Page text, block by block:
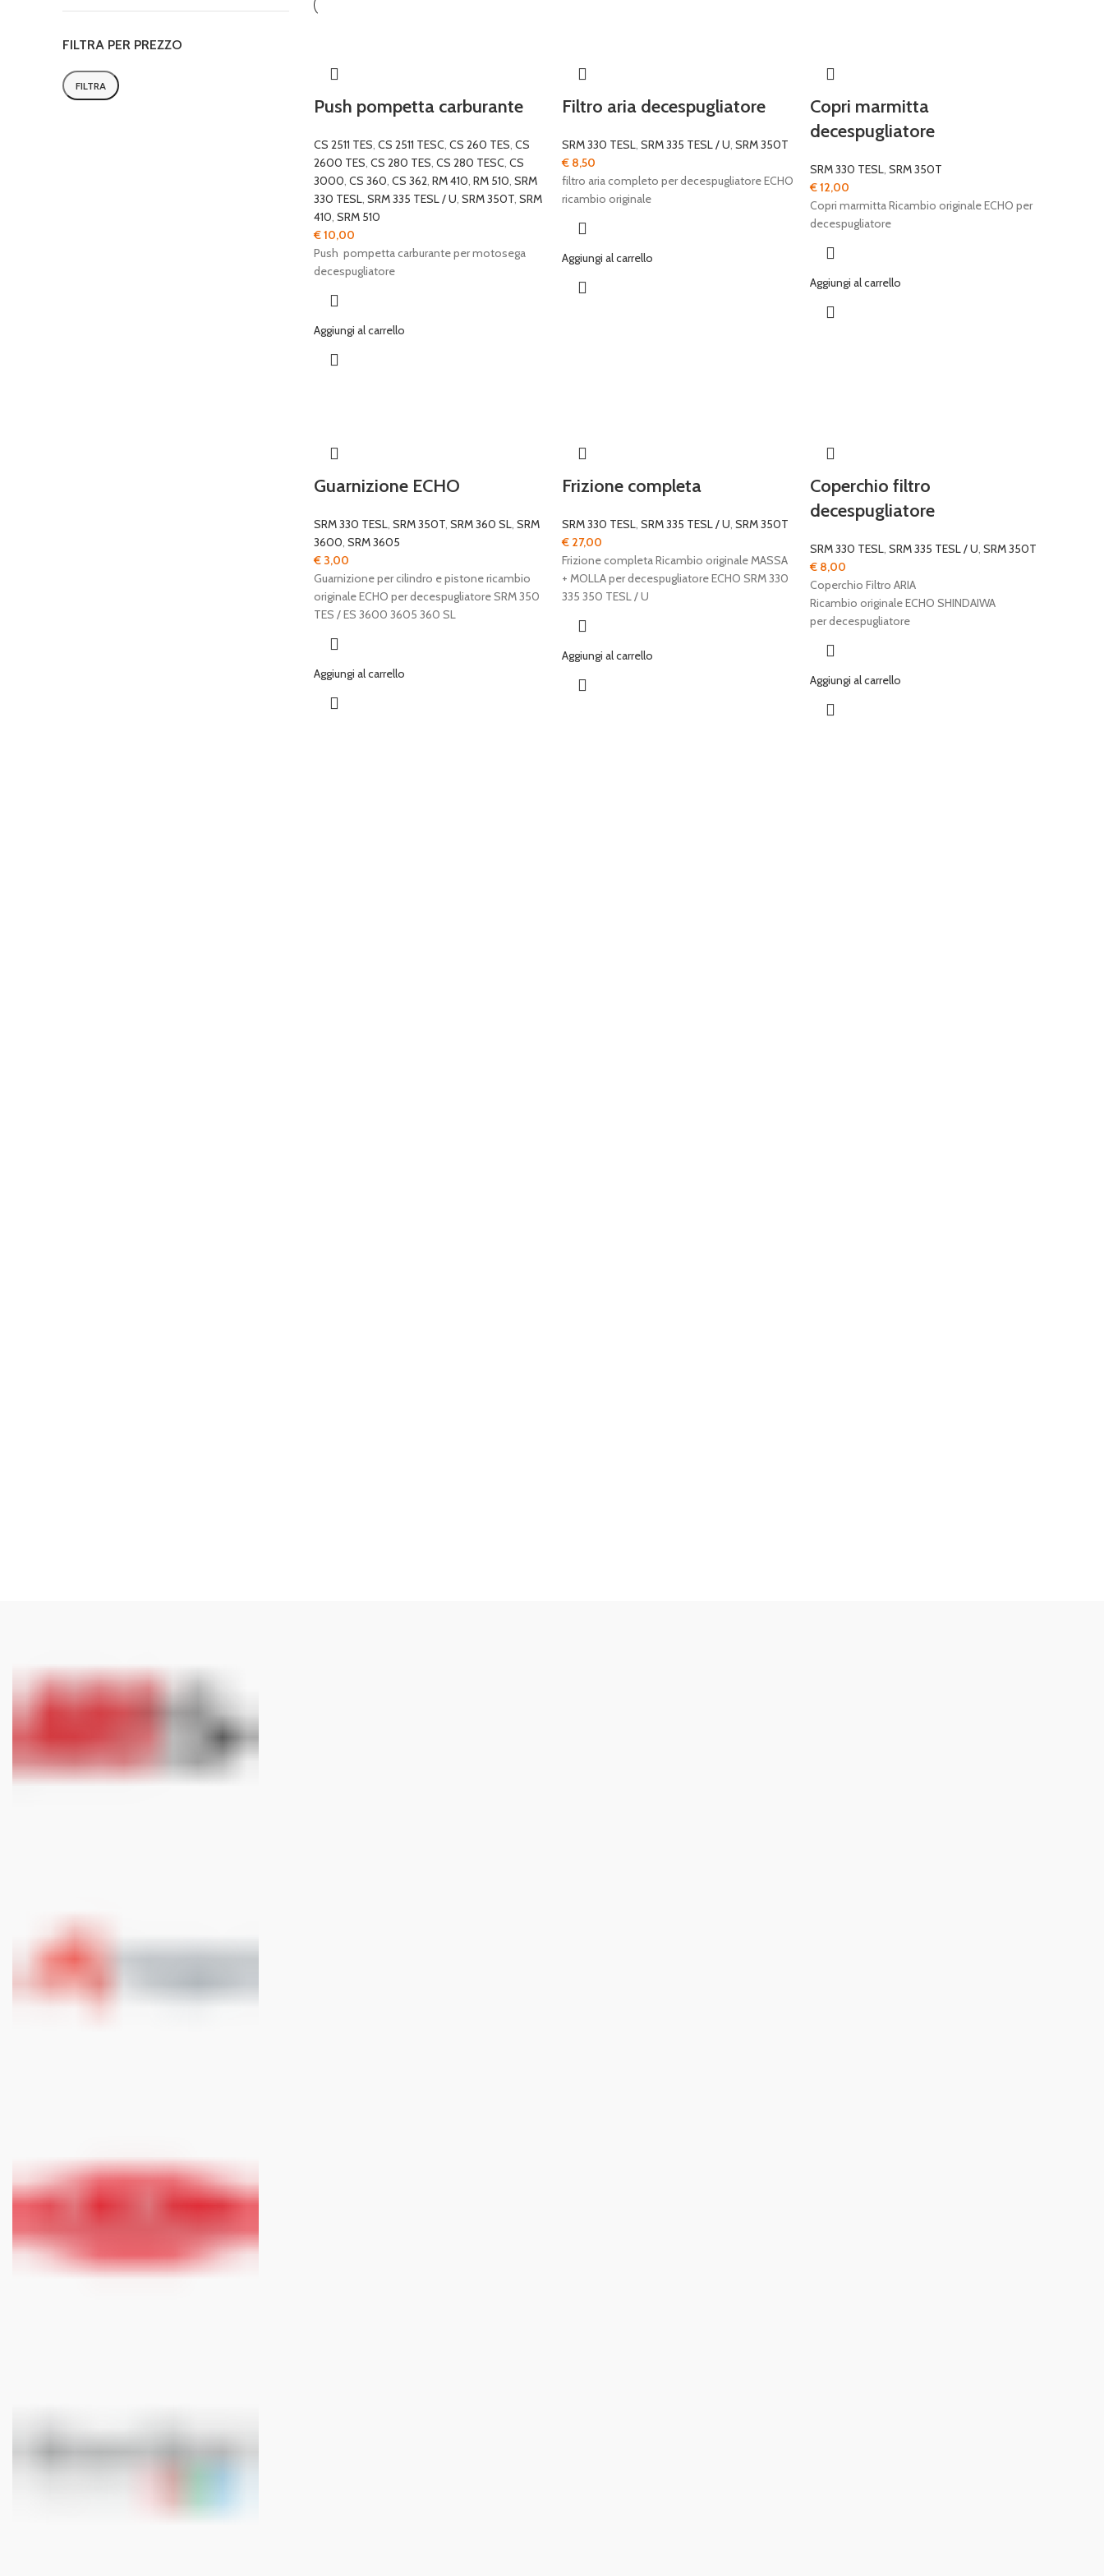
FILTRA PER PREZZO
Prezzo
Prezzo
FILTRA
Push pompetta carburante
CS 2511 TES, CS 2511 TESC, CS 260 TES, CS
2600 TES, CS 280 TES, CS 280 TESC, CS
3000, CS 360, CS 362, RM 410, RM 510, SRM
330 TESL, SRM 335 TESL / U, SRM 350T, SRM
410, SRM 510
€10,00
Push pompetta carburante per motosega
decespugliatore
Aggiungi al carrello
Filtro aria decespugliatore
SRM 330 TESL, SRM 335 TESL / U, SRM 350T
€8,50
filtro aria completo per decespugliatore ECHO
ricambio originale
Aggiungi al carrello
Copri marmitta
decespugliatore
SRM 330 TESL, SRM 350T
€12,00
Copri marmitta Ricambio originale ECHO per
decespugliatore
Aggiungi al carrello
Guarnizione ECHO
SRM 330 TESL, SRM 350T, SRM 360 SL, SRM
3600, SRM 3605
€3,00
Guarnizione per cilindro e pistone ricambio
originale ECHO per decespugliatore SRM 350
TES / ES 3600 3605 360 SL
Aggiungi al carrello
Frizione completa
SRM 330 TESL, SRM 335 TESL / U, SRM 350T
€27,00
Frizione completa Ricambio originale MASSA
+ MOLLA per decespugliatore ECHO SRM 330
335 350 TESL / U
Aggiungi al carrello
Coperchio filtro
decespugliatore
SRM 330 TESL, SRM 335 TESL / U, SRM 350T
€8,00
Coperchio Filtro ARIA
Ricambio originale ECHO SHINDAIWA
per decespugliatore
Aggiungi al carrello